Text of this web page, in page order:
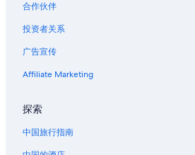
德克萨斯六色旗游乐场附近的酒店
位于沙瓦诺公园的水上乐园酒店
赫洛茨的木屋
肯德利亚的公寓
合作伙伴
投资者关系
广告宣传
Affiliate Marketing
探索
中国旅行指南